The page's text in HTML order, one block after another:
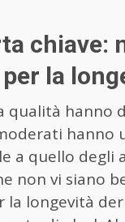
chiave:
la
qualità hanno
hanno
a quello degli
non vi siano
la longevità